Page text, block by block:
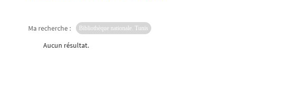
Ma recherche : Bibliothèque nationale. Tunis
Aucun résultat.